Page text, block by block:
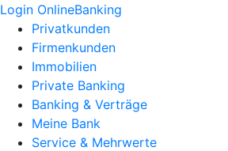
Login OnlineBanking
Privatkunden
Firmenkunden
Immobilien
Private Banking
Banking & Verträge
Meine Bank
Service & Mehrwerte